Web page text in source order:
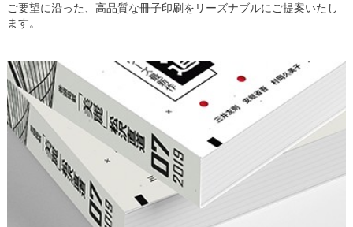
ご要望に沿った、高品質な冊子印刷をリーズナブルにご提案いたし
ます。